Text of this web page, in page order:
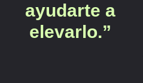
ayudarte a
elevarlo.”